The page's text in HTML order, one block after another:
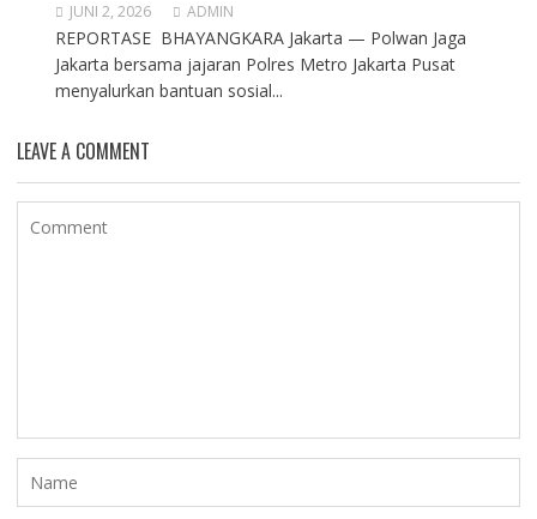
JUNI 2, 2026 ADMIN
REPORTASE BHAYANGKARA Jakarta — Polwan Jaga
Jakarta bersama jajaran Polres Metro Jakarta Pusat
menyalurkan bantuan sosial...
LEAVE A COMMENT